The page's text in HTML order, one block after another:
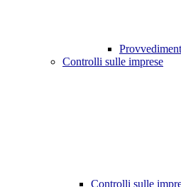
Controlli sulle imprese
Controlli sulle